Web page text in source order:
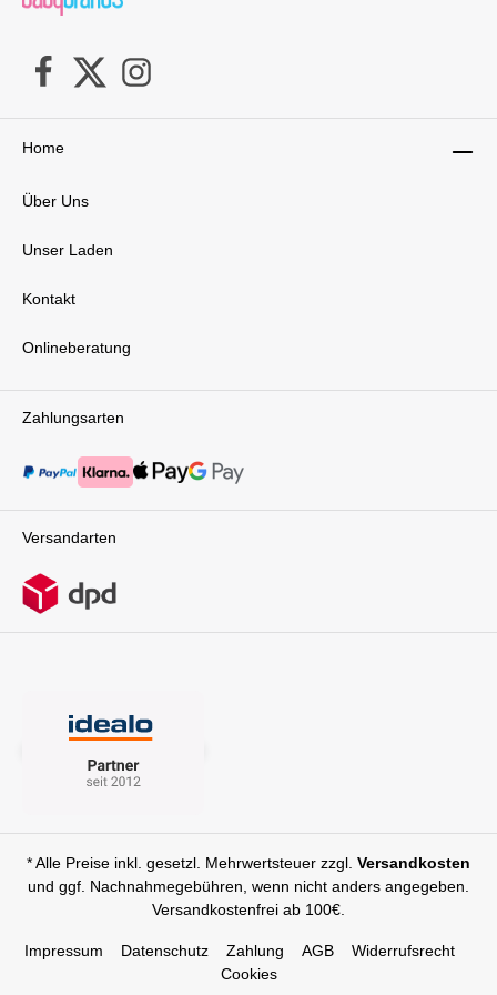
Zahlungsarten
Versandarten
Home
Über Uns
Unser Laden
Kontakt
Onlineberatung
* Alle Preise inkl. gesetzl. Mehrwertsteuer zzgl. Versandkosten
und ggf. Nachnahmegebühren, wenn nicht anders angegeben.
Versandkostenfrei ab 100€.
Impressum Datenschutz Zahlung AGB
Widerrufsrecht
Cookies